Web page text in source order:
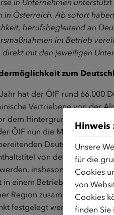
in Unternehmen
in Österreich. Ab sofort
berufsbegleitend an
im Betrieb
direkt mit den jeweiligen
zum
hat der ÖIF rund 66.000
Vertriebene von der
dem Hintergrund des Fach-
ÖIF nun die Möglichkeit
Deutschkursen
von der
insbesondere in
in einem Betrieb möglich,
Region
festgelegt werden.
Hinweis
Unsere
für die
Cookies
von
Cookies
finden Sie